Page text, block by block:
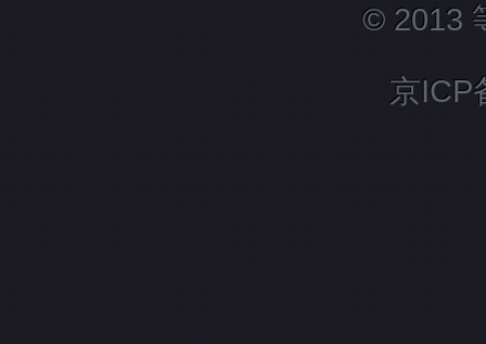
© 2013
京ICP